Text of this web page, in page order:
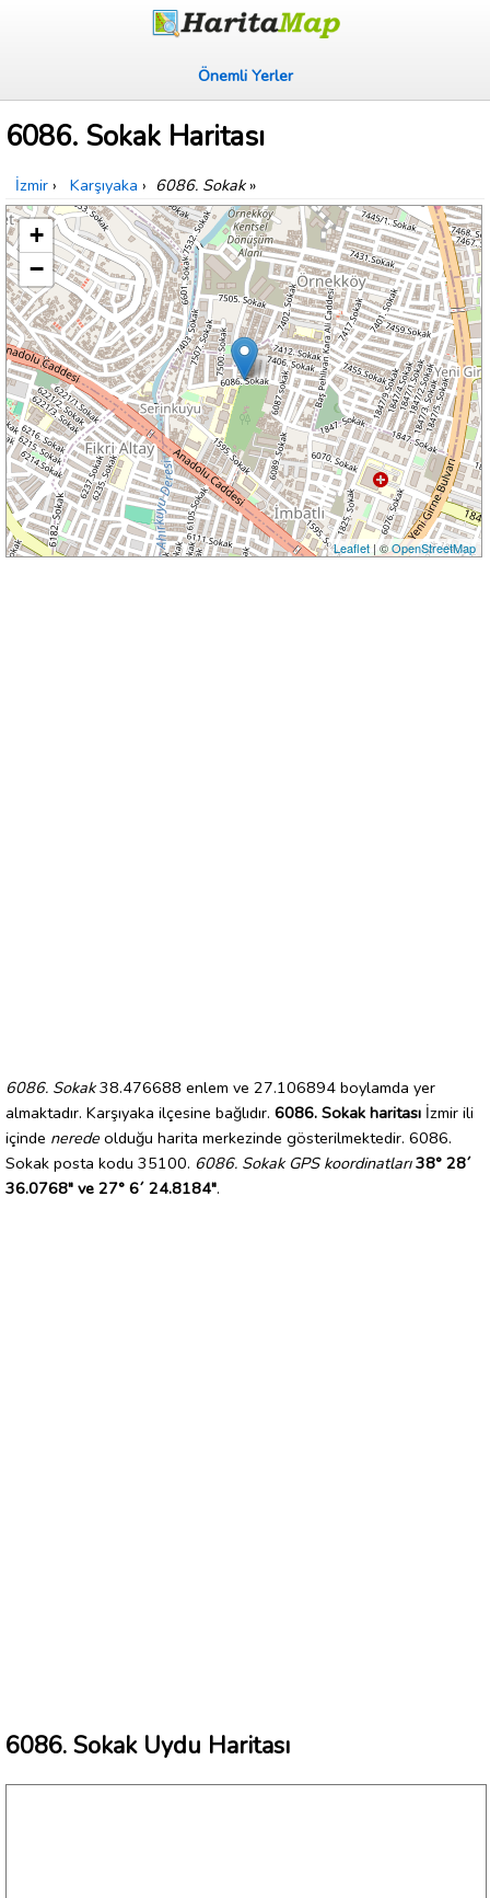
Önemli Yerler
6086. Sokak Haritası
İzmir › Karşıyaka › 6086. Sokak»
+
−
Leaflet| ©OpenStreetMap
6086. Sokak38.476688 enlem ve 27.106894 boylamda yer
almaktadır. Karşıyaka ilçesine bağlıdır. 6086. Sokak haritası İzmir ili
içinde nerede olduğu harita merkezinde gösterilmektedir. 6086.
Sokak posta kodu 35100. 6086. Sokak GPS koordinatları 38° 28´
36.0768" ve 27° 6´ 24.8184".
6086. Sokak Uydu Haritası